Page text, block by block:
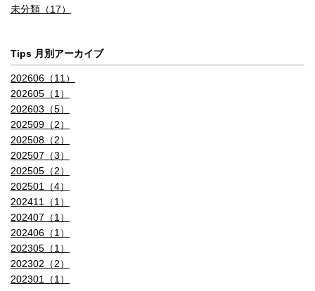
未分類（17）
Tips 月別アーカイブ
202606（11）
202605（1）
202603（5）
202509（2）
202508（2）
202507（3）
202505（2）
202501（4）
202411（1）
202407（1）
202406（1）
202305（1）
202302（2）
202301（1）